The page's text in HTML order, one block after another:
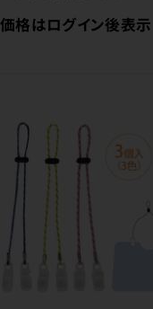
価格はログイン後表示